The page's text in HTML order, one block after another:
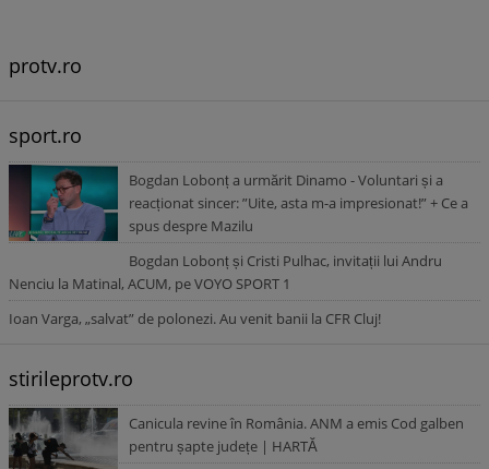
protv.ro
sport.ro
Bogdan Lobonț a urmărit Dinamo - Voluntari și a
reacționat sincer: ”Uite, asta m-a impresionat!” + Ce a
spus despre Mazilu
Bogdan Lobonț și Cristi Pulhac, invitații lui Andru
Nenciu la Matinal, ACUM, pe VOYO SPORT 1
Ioan Varga, „salvat” de polonezi. Au venit banii la CFR Cluj!
stirileprotv.ro
Canicula revine în România. ANM a emis Cod galben
pentru șapte județe | HARTĂ